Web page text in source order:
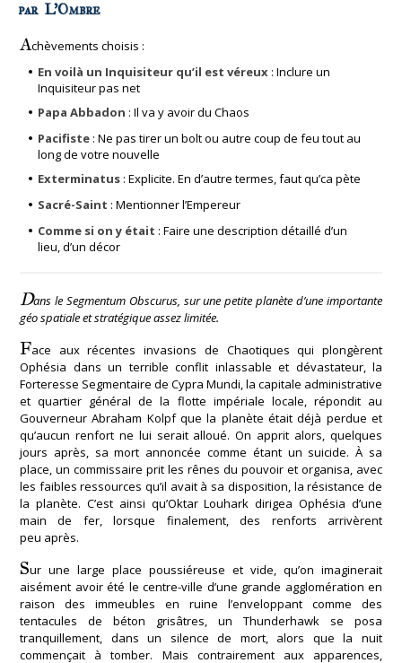
par L'Ombre
Achèvements choisis :
En voilà un Inquisiteur qu’il est véreux : Inclure un
Inquisiteur pas net
Papa Abbadon : Il va y avoir du Chaos
Pacifiste : Ne pas tirer un bolt ou autre coup de feu tout au
long de votre nouvelle
Exterminatus : Explicite. En d’autre termes, faut qu’ca pète
Sacré-Saint : Mentionner l’Empereur
Comme si on y était : Faire une description détaillé d’un
lieu, d’un décor
Dans le Segmentum Obscurus, sur une petite planète d’une importante
géo spatiale et stratégique assez limitée.
Face aux récentes invasions de Chaotiques qui plongèrent
Ophésia dans un terrible conflit inlassable et dévastateur, la
Forteresse Segmentaire de Cypra Mundi, la capitale administrative
et quartier général de la flotte impériale locale, répondit au
Gouverneur Abraham Kolpf que la planète était déjà perdue et
qu’aucun renfort ne lui serait alloué. On apprit alors, quelques
jours après, sa mort annoncée comme étant un suicide. À sa
place, un commissaire prit les rênes du pouvoir et organisa, avec
les faibles ressources qu’il avait à sa disposition, la résistance de
la planète. C’est ainsi qu’Oktar Louhark dirigea Ophésia d’une
main de fer, lorsque finalement, des renforts arrivèrent
peu après.
Sur une large place poussiéreuse et vide, qu’on imaginerait
aisément avoir été le centre-ville d’une grande agglomération en
raison des immeubles en ruine l’enveloppant comme des
tentacules de béton grisâtres, un Thunderhawk se posa
tranquillement, dans un silence de mort, alors que la nuit
commençait à tomber. Mais contrairement aux apparences,